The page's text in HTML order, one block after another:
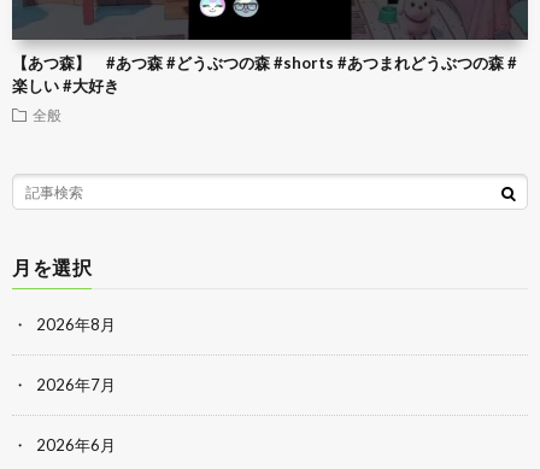
【あつ森】 #あつ森 #どうぶつの森 #shorts #あつまれどうぶつの森 #
楽しい #大好き
全般
月を選択
2026年8月
2026年7月
2026年6月